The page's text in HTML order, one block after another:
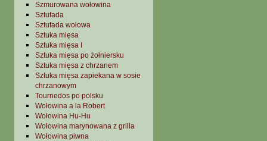
Szmurowana wołowina
Sztufada
Sztufada wołowa
Sztuka mięsa
Sztuka mięsa I
Sztuka mięsa po żołniersku
Sztuka mięsa z chrzanem
Sztuka mięsa zapiekana w sosie
chrzanowym
Tournedos po polsku
Wołowina a la Robert
Wołowina Hu-Hu
Wołowina marynowana z grilla
Wołowina piwna